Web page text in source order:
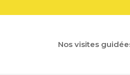
Nos visites